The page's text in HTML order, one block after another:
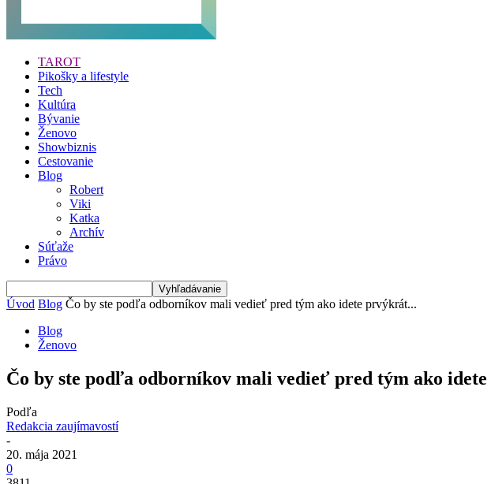
TAROT
Pikošky a lifestyle
Tech
Kultúra
Bývanie
Ženovo
Showbiznis
Cestovanie
Blog
Robert
Viki
Katka
Archív
Súťaže
Právo
Úvod Blog Čo by ste podľa odborníkov mali vedieť pred tým ako idete prvýkrát...
Blog
Ženovo
Čo by ste podľa odborníkov mali vedieť pred tým ako
Podľa
Redakcia zaujímavostí
-
20. mája 2021
0